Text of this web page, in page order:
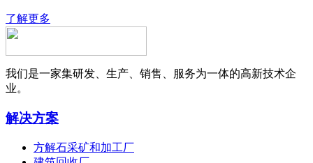
了解更多
我们是一家集研发、生产、销售、服务为一体的高新技术企
业。
解决方案
方解石采矿和加工厂